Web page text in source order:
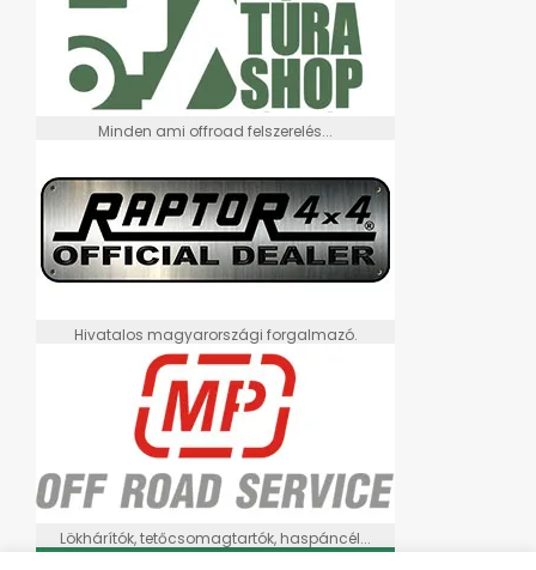
Minden ami offroad felszerelés...
Hivatalos magyarországi forgalmazó.
Lökhárítók, tetőcsomagtartók, haspáncél...